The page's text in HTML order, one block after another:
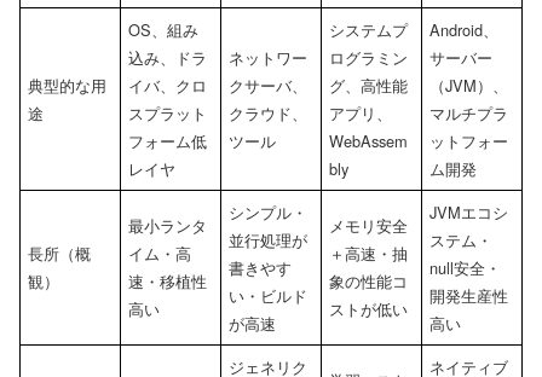
典型的な用
途
OS、組み
込み、ドラ
イバ、クロ
スプラット
フォーム低
レイヤ
ネットワー
クサーバ、
クラウド、
ツール
システムプ
ログラミン
グ、高性能
アプリ、
WebAssem
bly
Android、
サーバー
（JVM）、
マルチプラ
ットフォー
ム開発
長所（概
観）
最小ランタ
イム・高
速・移植性
高い
シンプル・
並行処理が
書きやす
い・ビルド
が高速
メモリ安全
＋高速・抽
象の性能コ
ストが低い
JVMエコシ
ステム・
null安全・
開発生産性
高い
ジェネリク
ネイティブ